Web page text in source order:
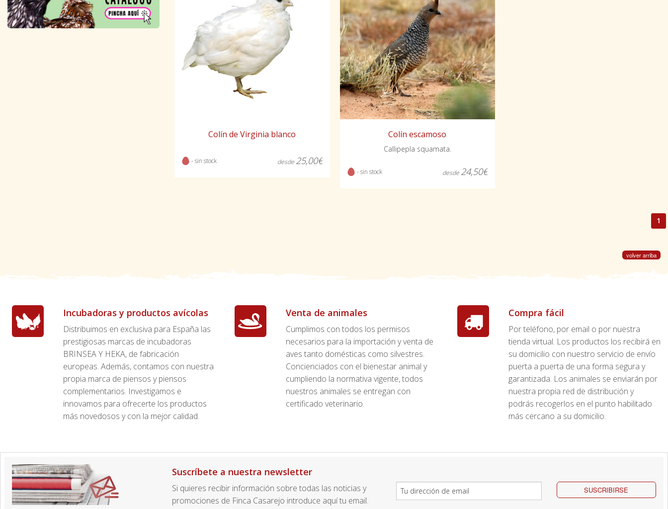
Colín de Virginia blanco
- sin stock desde 25,00€
Colín escamoso
Callipepla squamata.
- sin stock desde 24,50€
1
volver arriba
Incubadoras y productos avícolas
Distribuimos en exclusiva para España las
prestigiosas marcas de incubadoras
BRINSEA Y HEKA, de fabricación
europeas. Además, contamos con nuestra
propia marca de piensos y piensos
complementarios. Investigamos e
innovamos para ofrecerte los productos
más novedosos y con la mejor calidad.
Venta de animales
Cumplimos con todos los permisos
necesarios para la importación y venta de
aves tanto domésticas como silvestres.
Concienciados con el bienestar animal y
cumpliendo la normativa vigente, todos
nuestros animales se entregan con
certificado veterinario.
Compra fácil
Por teléfono, por email o por nuestra
tienda virtual. Los productos los recibirá en
su domicilio con nuestro servicio de envío
puerta a puerta de una forma segura y
garantizada. Los animales se enviarán por
nuestra propia red de distribución y
podrás recogerlos en el punto habilitado
más cercano a su domicilio.
Suscríbete a nuestra newsletter
Si quieres recibir información sobre todas las noticias y
promociones de Finca Casarejo introduce aquí tu email.
SUSCRIBIRSE